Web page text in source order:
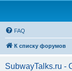
FAQ
К списку форумов
SubwayTalks.ru -